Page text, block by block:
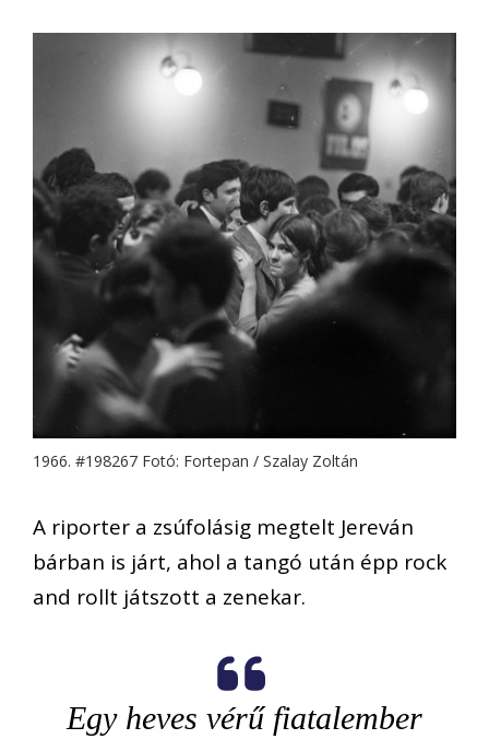
1966. #198267 Fotó: Fortepan / Szalay Zoltán
A riporter a zsúfolásig megtelt Jereván
bárban is járt, ahol a tangó után épp rock
and rollt játszott a zenekar.
Egy heves vérű fiatalember